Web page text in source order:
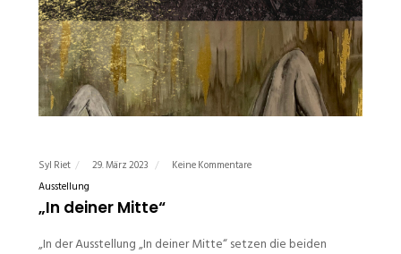
Syl Riet 29. März 2023
Keine Kommentare
Ausstellung
„In deiner Mitte“
„In der Ausstellung „In deiner Mitte“ setzen die beiden